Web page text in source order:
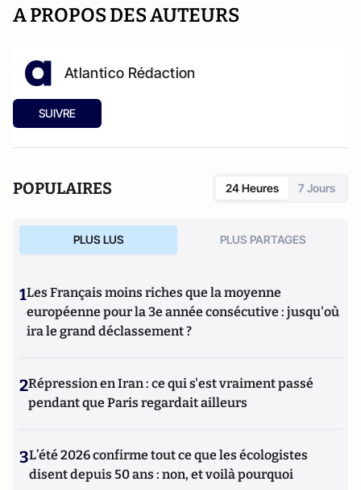
A PROPOS DES AUTEURS
Atlantico Rédaction
SUIVRE
POPULAIRES 24 Heures 7 Jours
PLUS LUS PLUS PARTAGES
1Les Français moins riches que la moyenne
européenne pour la 3e année consécutive : jusqu'où
ira le grand déclassement ?
2Répression en Iran : ce qui s'est vraiment passé
pendant que Paris regardait ailleurs
3L’été 2026 confirme tout ce que les écologistes
disent depuis 50 ans : non, et voilà pourquoi